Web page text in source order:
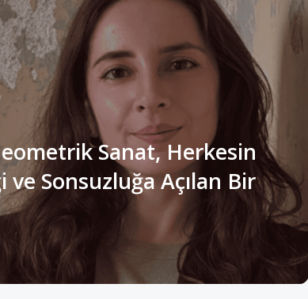
Sanat, Herkesin
Sonsuzluğa Açılan Bir